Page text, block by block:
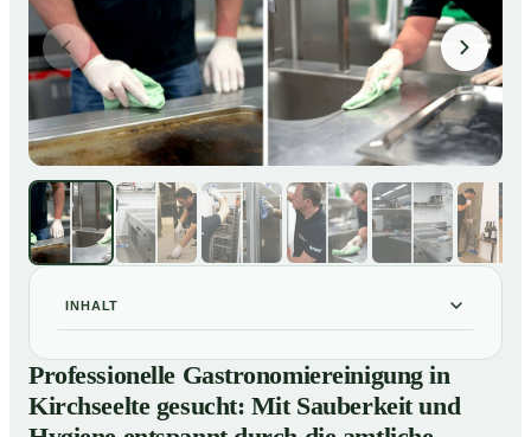
INHALT
01 Professionelle Gastronomiereinigung in Kirchseelte
gesucht: Mit Sauberkeit und Hygiene entspannt durch
die amtliche Kontrolle
Professionelle Gastronomiereinigung in
Kirchseelte gesucht: Mit Sauberkeit und